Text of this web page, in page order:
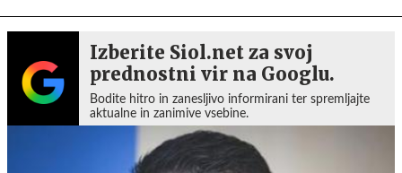
Izberite Siol.net za svoj
prednostni vir na Googlu.
Bodite hitro in zanesljivo informirani ter spremljajte
aktualne in zanimive vsebine.